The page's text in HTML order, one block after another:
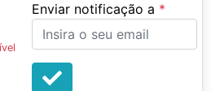
Enviar notificação a